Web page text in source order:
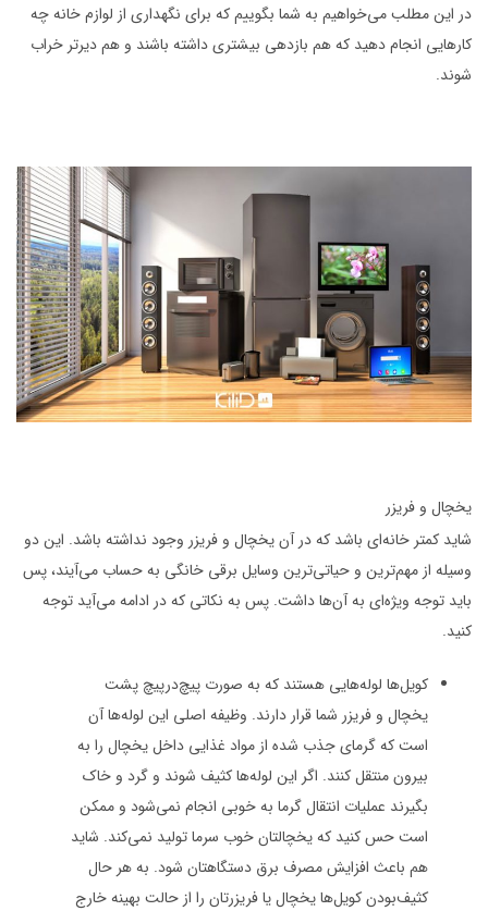
در این مطلب می‌خواهیم به شما بگوییم که برای نگهداری از لوازم خانه چه
کارهایی انجام دهید که هم بازدهی‌ بیشتری داشته باشند و هم دیرتر خراب
شوند.
یخچال و فریزر
شاید کمتر خانه‌ای باشد که در آن یخچال و فریزر وجود نداشته باشد. این دو
وسیله از مهم‌ترین و حیاتی‌ترین وسایل برقی خانگی به حساب می‌آیند، پس
باید توجه ویژه‌ای به آن‌ها داشت. پس به نکاتی که در ادامه می‌آید توجه
کنید.
کویل‌ها لوله‌هایی هستند که به صورت پیچ‌در‌پیچ پشت
یخچال و فریزر شما قرار دارند. وظیفه اصلی این لوله‌ها آن
است که گرمای جذب شده از مواد غذایی داخل یخچال را به
بیرون منتقل کنند. اگر این لوله‌ها کثیف شوند و گرد و خاک
بگیرند عملیات انتقال گرما به خوبی انجام نمی‌شود و ممکن
است حس کنید که یخچالتان خوب سرما تولید نمی‌کند. شاید
هم باعث افزایش مصرف برق دستگاهتان شود. به هر حال
کثیف‌بودن کویل‌ها یخچال یا فریزرتان را از حالت بهینه خارج